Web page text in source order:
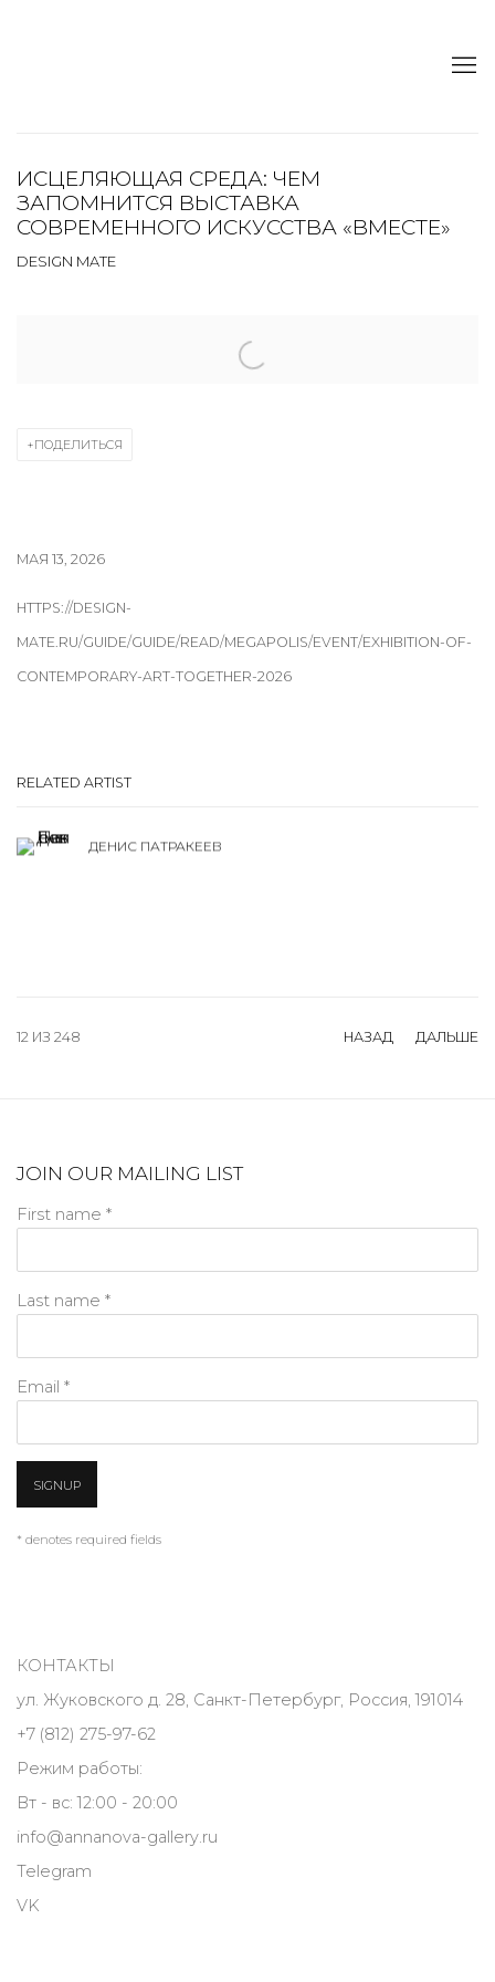
ИСЦЕЛЯЮЩАЯ СРЕДА: ЧЕМ
ЗАПОМНИТСЯ ВЫСТАВКА
СОВРЕМЕННОГО ИСКУССТВА «ВМЕСТЕ»
DESIGN MATE
ПОДЕЛИТЬСЯ
МАЯ 13, 2026
HTTPS://DESIGN-
MATE.RU/GUIDE/GUIDE/READ/MEGAPOLIS/EVENT/EXHIBITION-OF-
CONTEMPORARY-ART-TOGETHER-2026
RELATED ARTIST
ДЕНИС ПАТРАКЕЕВ
НАЗАД ДАЛЬШЕ
12 ИЗ 248
JOIN OUR MAILING LIST
First name *
Last name *
Email *
SIGNUP
* denotes required fields
КОНТАКТЫ
ул. Жуковского д. 28, Санкт-Петербург, Россия, 191014
+7 (812) 275-97-62
Режим работы:
Вт - вс: 12:00 - 20:00
info@annanova-gallery.ru
Telegram
VK